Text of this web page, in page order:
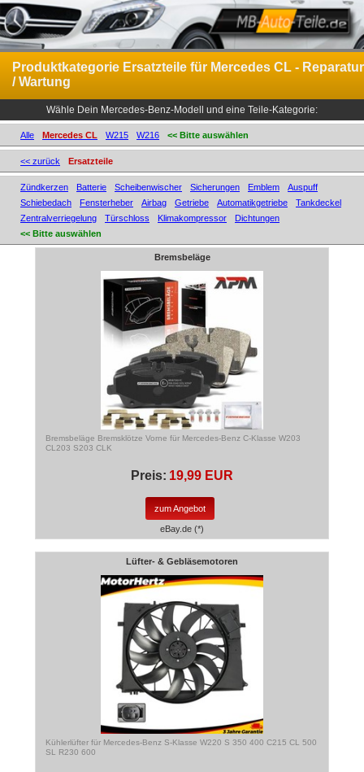
Produktkategorie Ersatzteile für Mercedes CL - Reparatur
/ Wartung
Wähle Dein Mercedes-Benz-Modell und eine Teile-Kategorie:
Alle Mercedes CL W215 W216 << Bitte auswählen
<< zurück Ersatzteile
Zündkerzen Batterie Scheibenwischer Sicherungen Emblem
Auspuff
Schiebedach
Fensterheber Airbag Getriebe Automatikgetriebe
Tankdeckel
Zentralverriegelung
Türschloss Klimakompressor
Dichtungen
<< Bitte auswählen
Bremsbeläge
Bremsbeläge Bremsklötze Vorne für Mercedes-Benz C-Klasse W203
CL203 S203 CLK
Preis: 19,99 EUR
zum Angebot
eBay.de (*)
Lüfter- & Gebläsemotoren
Kühlerlüfter für Mercedes-Benz S-Klasse W220 S 350 400 C215 CL 500
SL R230 600